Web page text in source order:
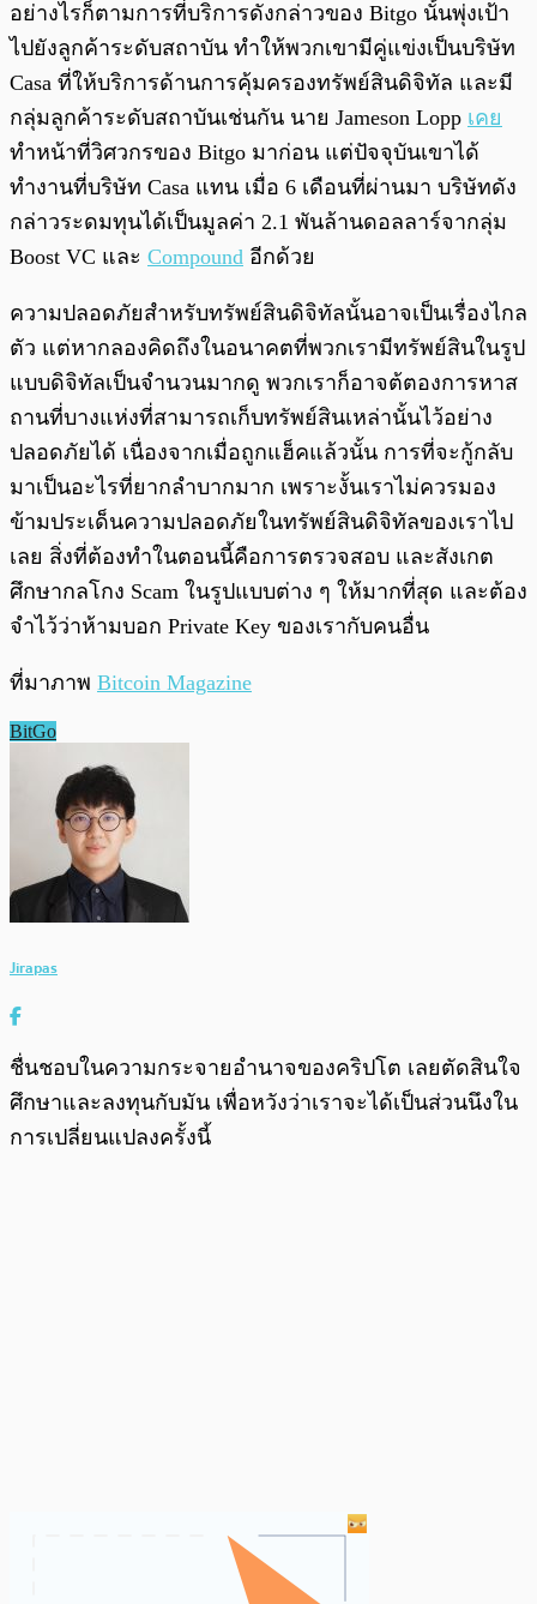
อย่างไรก็ตามการที่บริการดังกล่าวของ Bitgo นั้นพุ่งเป้า
ไปยังลูกค้าระดับสถาบัน ทำให้พวกเขามีคู่แข่งเป็นบริษัท
Casa ที่ให้บริการด้านการคุ้มครองทรัพย์สินดิจิทัล และมี
กลุ่มลูกค้าระดับสถาบันเช่นกัน นาย Jameson Lopp เคย
ทำหน้าที่วิศวกรของ Bitgo มาก่อน แต่ปัจจุบันเขาได้
ทำงานที่บริษัท Casa แทน เมื่อ 6 เดือนที่ผ่านมา บริษัทดัง
กล่าวระดมทุนได้เป็นมูลค่า 2.1 พันล้านดอลลาร์จากลุ่ม
Boost VC และ Compound อีกด้วย
ความปลอดภัยสำหรับทรัพย์สินดิจิทัลนั้นอาจเป็นเรื่องไกล
ตัว แต่หากลองคิดถึงในอนาคตที่พวกเรามีทรัพย์สินในรูป
แบบดิจิทัลเป็นจำนวนมากดู พวกเราก็อาจต้ตองการหาส
ถานที่บางแห่งที่สามารถเก็บทรัพย์สินเหล่านั้นไว้อย่าง
ปลอดภัยได้ เนื่องจากเมื่อถูกแฮ็คแล้วนั้น การที่จะกู้กลับ
มาเป็นอะไรที่ยากลำบากมาก เพราะงั้นเราไม่ควรมอง
ข้ามประเด็นความปลอดภัยในทรัพย์สินดิจิทัลของเราไป
เลย สิ่งที่ต้องทำในตอนนี้คือการตรวจสอบ และสังเกต
ศึกษากลโกง Scam ในรูปแบบต่าง ๆ ให้มากที่สุด และต้อง
จำไว้ว่าห้ามบอก Private Key ของเรากับคนอื่น
ที่มาภาพ Bitcoin Magazine
BitGo
Jirapas
ชื่นชอบในความกระจายอำนาจของคริปโต เลยตัดสินใจ
ศึกษาและลงทุนกับมัน เพื่อหวังว่าเราจะได้เป็นส่วนนึงใน
การเปลี่ยนแปลงครั้งนี้